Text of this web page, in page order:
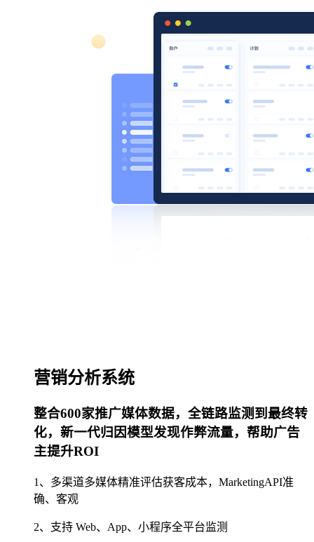
营销分析系统
整合600家推广媒体数据，全链路监测到最终转
化，新一代归因模型发现作弊流量，帮助广告
主提升ROI
1、多渠道多媒体精准评估获客成本，MarketingAPI准
确、客观
2、支持 Web、App、小程序全平台监测